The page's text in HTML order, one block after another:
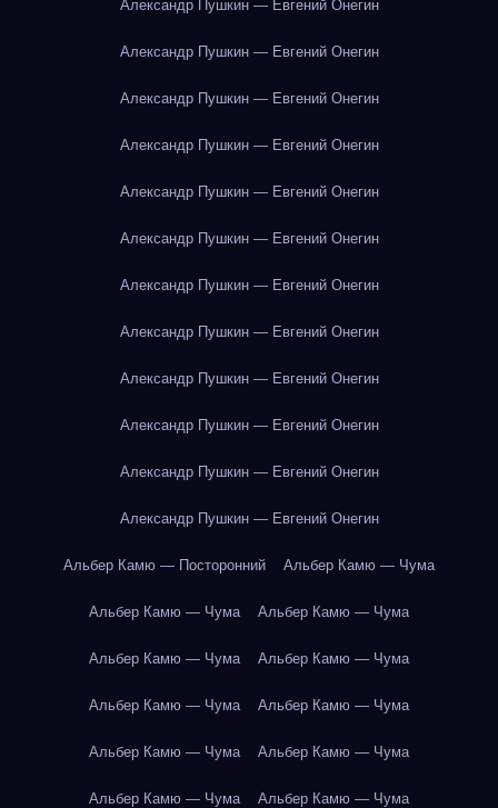
Александр Пушкин — Евгений Онегин
Александр Пушкин — Евгений Онегин
Александр Пушкин — Евгений Онегин
Александр Пушкин — Евгений Онегин
Александр Пушкин — Евгений Онегин
Александр Пушкин — Евгений Онегин
Александр Пушкин — Евгений Онегин
Александр Пушкин — Евгений Онегин
Александр Пушкин — Евгений Онегин
Александр Пушкин — Евгений Онегин
Александр Пушкин — Евгений Онегин
Александр Пушкин — Евгений Онегин
Альбер Камю — Посторонний Альбер Камю — Чума
Альбер Камю — Чума Альбер Камю — Чума
Альбер Камю — Чума Альбер Камю — Чума
Альбер Камю — Чума Альбер Камю — Чума
Альбер Камю — Чума Альбер Камю — Чума
Альбер Камю — Чума Альбер Камю — Чума